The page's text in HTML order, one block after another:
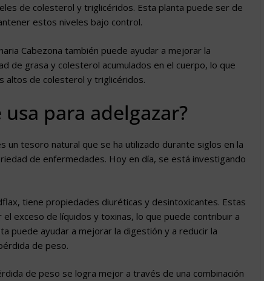
de colesterol y triglicéridos. Esta planta puede ser de
estos niveles bajo control.
Cabezona también puede ayudar a mejorar la
de grasa y colesterol acumulados en el cuerpo, lo que
altos de colesterol y triglicéridos.
para adelgazar?
tesoro natural que se ha utilizado durante siglos en la
de enfermedades. Hoy en día, se está investigando
tiene propiedades diuréticas y desintoxicantes. Estas
exceso de líquidos y toxinas, lo que puede contribuir a
puede ayudar a mejorar la digestión y a reducir la
de peso.
de peso se logra mejor a través de una combinación